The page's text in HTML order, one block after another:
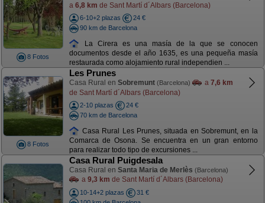
8 Fotos
a 6,8 km de Sant Martí d´Albars (Barcelona)
6-10+2 plazas
24 €
90 km de Barcelona
La Cirera es una masía de la que se conocen
documentos desde el año 1635, es una pequeña masía
restaurada como alojamiento rural independien ...
8 Fotos
Les Prunes
Casa Rural en Sobremunt (Barcelona) a 7,6 km
de Sant Martí d´Albars (Barcelona)
2-10 plazas
24 €
70 km de Barcelona
Casa Rural Les Prunes, situada en Sobremunt, en la
Comarca de Osona. Se encuentra en un gran entorno
para realizar todo tipo de excursiones ...
Casa Rural Puigdesala
Casa Rural en Santa Maria de Merlès (Barcelona)
a 9,3 km de Sant Martí d´Albars (Barcelona)
10-14+2 plazas
31 €